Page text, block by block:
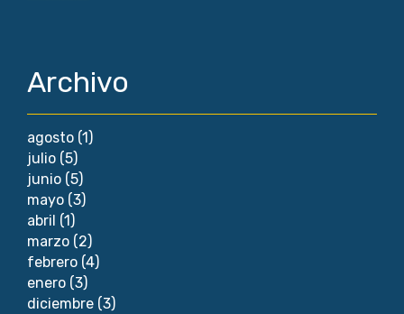
Archivo
agosto (1)
julio (5)
junio (5)
mayo (3)
abril (1)
marzo (2)
febrero (4)
enero (3)
diciembre (3)